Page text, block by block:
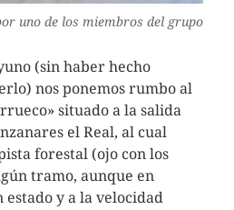
uno de los miembros del grupo
(sin haber hecho
nos ponemos rumbo al
situado a la salida
el Real, al cual
forestal (ojo con los
tramo, aunque en
estado y a la velocidad